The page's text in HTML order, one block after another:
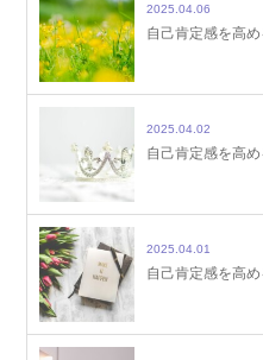
2025.04.06
自己肯定感を高
2025.04.02
自己肯定感を高
2025.04.01
自己肯定感を高